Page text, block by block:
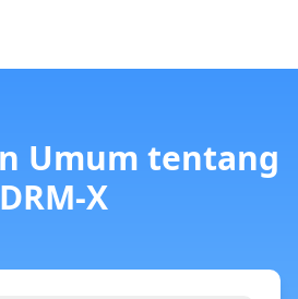
Umum tentang
DRM-X